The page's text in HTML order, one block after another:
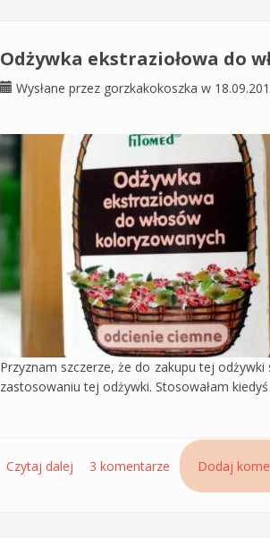
Odżywka ekstraziołowa do
Wysłane przez gorzkakokoszka w
Przyznam szczerze, że do zakupu tej odżywki
zastosowaniu tej odżywki. Stosowałam
Czytaj dalej wpis Odżywka ekstraziołowa
3 komentarze Dodaj